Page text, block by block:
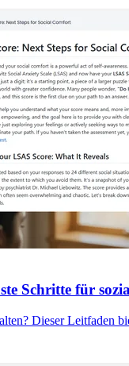
Schritte für
Dieser Leitfaden